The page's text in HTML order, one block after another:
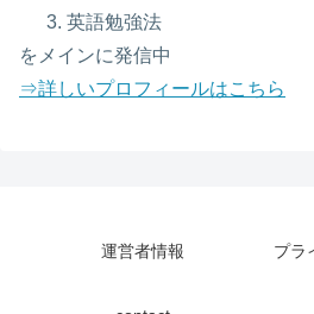
英語勉強法
をメインに発信中
⇒詳しいプロフィールはこちら
運営者情報
プラ